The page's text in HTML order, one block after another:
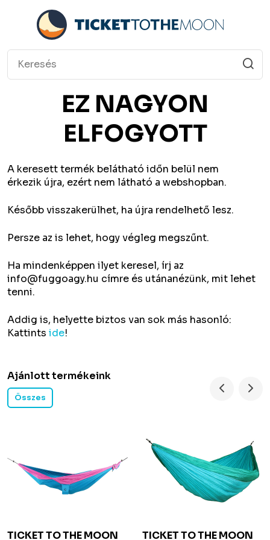
EZ NAGYON
ELFOGYOTT
A keresett termék belátható időn belül nem
érkezik újra, ezért nem látható a webshopban.
Később visszakerülhet, ha újra rendelhető lesz.
Persze az is lehet, hogy végleg megszűnt.
Ha mindenképpen ilyet keresel, írj az
info@fuggoagy.hu címre és utánanézünk, mit lehet
tenni.
Addig is, helyette biztos van sok más hasonló:
Kattints ide!
Ajánlott termékeink
Összes
TICKET TO THE MOON
TICKET TO THE MOON